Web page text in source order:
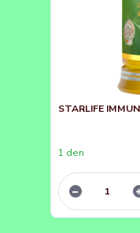
STARLIFE
1 den